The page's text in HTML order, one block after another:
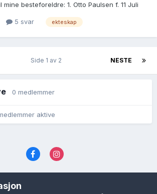
besteforeldre: 1. Otto Paulsen f. 11 Juli
av reisende slekt som datter av
5 svar ekteskap
NESTE
Side 1 av 2
0 medlemmer
aktive
(informasjonskapsler)